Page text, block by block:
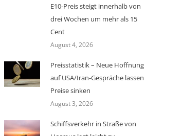
E10-Preis steigt innerhalb von
drei Wochen um mehr als 15
Cent
August 4, 2026
Preisstatistik – Neue Hoffnung
auf USA/Iran-Gespräche lassen
Preise sinken
August 3, 2026
Schiffsverkehr in Straße von